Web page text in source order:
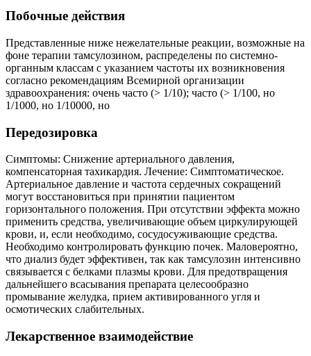
Побочные действия
Представленные ниже нежелательные реакции, возможные на
фоне терапии тамсулозином, распределены по системно-
органным классам с указанием частоты их возникновения
согласно рекомендациям Всемирной организации
здравоохранения: очень часто (> 1/10); часто (> 1/100, но
1/1000, но 1/10000, но
Передозировка
Симптомы: Снижение артериального давления,
компенсаторная тахикардия. Лечение: Симптоматическое.
Артериальное давление и частота сердечных сокращений
могут восстановиться при принятии пациентом
горизонтального положения. При отсутствии эффекта можно
применить средства, увеличивающие объем циркулирующей
крови, и, если необходимо, сосудосуживающие средства.
Необходимо контролировать функцию почек. Маловероятно,
что диализ будет эффективен, так как тамсулозин интенсивно
связывается с белками плазмы крови. Для предотвращения
дальнейшего всасывания препарата целесообразно
промывание желудка, прием активированного угля и
осмотических слабительных.
Лекарственное взаимодействие